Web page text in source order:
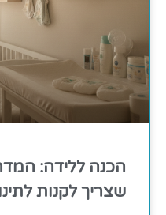
הכנה ללידה:
שצריך לקנות